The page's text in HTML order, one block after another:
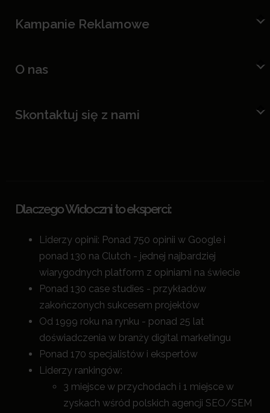
Kampanie Reklamowe
O nas
Skontaktuj się z nami
Dlaczego Widoczni to eksperci:
Liderzy opinii: Ponad 750 opinii w Google i
ponad 130 na Clutch - jednej najbardziej
wiarygodnych platform z opiniami na świecie
Ponad 130 case studies - przykładów
zakończonych sukcesem projektów
Od 1999 roku na rynku - ponad 25 lat
doświadczenia w branży digital marketingu
Ponad 170 specjalistów i ekspertów
Liderzy rankingów:
3 miejsce w przychodach i 1 miejsce w
zyskach wśród polskich agencji SEO/SEM